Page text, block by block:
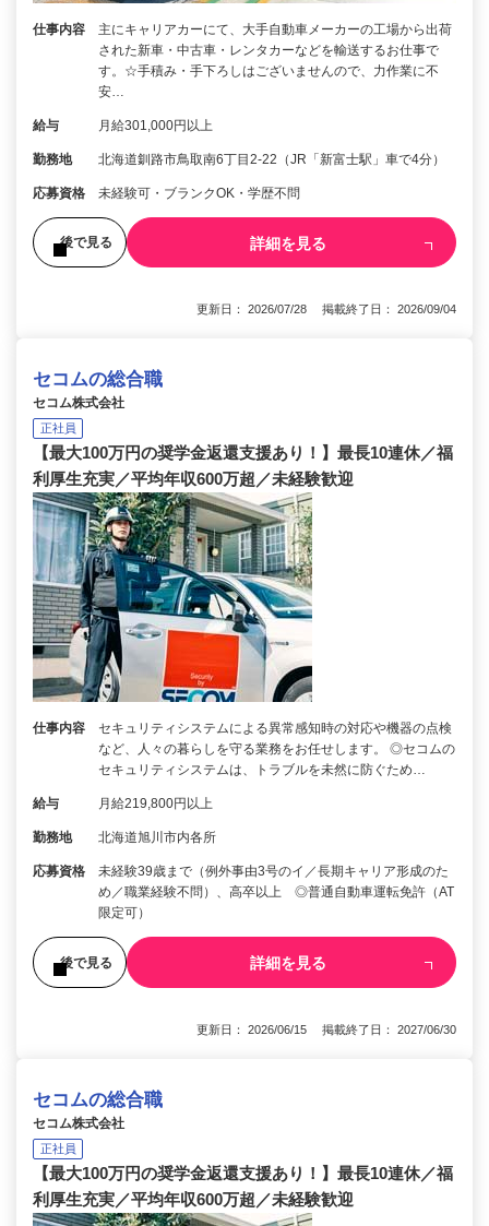
仕事内容
主にキャリアカーにて、大手自動車メーカーの工場から出荷
された新車・中古車・レンタカーなどを輸送するお仕事で
す。☆手積み・手下ろしはございませんので、力作業に不
安…
給与 月給301,000円以上
勤務地 北海道釧路市鳥取南6丁目2-22（JR「新富士駅」車で4分）
応募資格 未経験可・ブランクOK・学歴不問
後で見る 詳細を見る
更新日： 2026/07/28 掲載終了日： 2026/09/04
セコムの総合職
セコム株式会社
正社員
【最大100万円の奨学金返還支援あり！】最長10連休／福
利厚生充実／平均年収600万超／未経験歓迎
仕事内容
セキュリティシステムによる異常感知時の対応や機器の点検
など、人々の暮らしを守る業務をお任せします。 ◎セコムの
セキュリティシステムは、トラブルを未然に防ぐため…
給与 月給219,800円以上
勤務地 北海道旭川市内各所
応募資格
未経験39歳まで（例外事由3号のイ／長期キャリア形成のた
め／職業経験不問）、高卒以上 ◎普通自動車運転免許（AT
限定可）
後で見る 詳細を見る
更新日： 2026/06/15 掲載終了日： 2027/06/30
セコムの総合職
セコム株式会社
正社員
【最大100万円の奨学金返還支援あり！】最長10連休／福
利厚生充実／平均年収600万超／未経験歓迎